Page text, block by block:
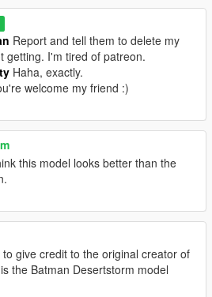
Report and tell them to delete my
getting. I'm tired of patreon.
Haha, exactly.
welcome my friend :)
this model looks better than the
give credit to the original creator of
the Batman Desertstorm model